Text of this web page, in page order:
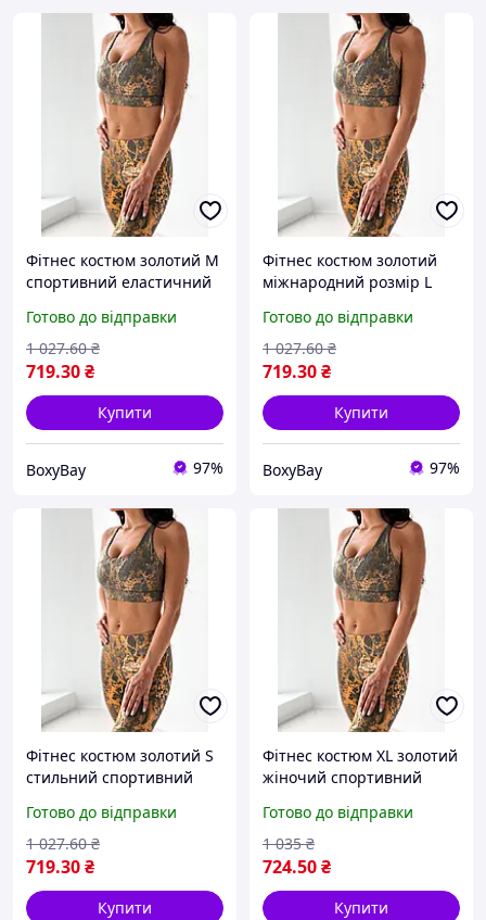
Фітнес костюм золотий М
спортивний еластичний
жіночий стильний одяг
для фітнесу
Готово до відправки
719.30₴
1 027.60 ₴
Купити
BoxyBay 97%
Фітнес костюм золотий
міжнародний розмір L
тренувань жіночий
комплект для спорту з
принтом
Готово до відправки
719.30₴
1 027.60 ₴
Купити
BoxyBay 97%
Фітнес костюм золотий S
стильний спортивний
жіночий еластичний
костюм з нейлону
Готово до відправки
719.30₴
1 027.60 ₴
Купити
Фітнес костюм XL золотий
жіночий спортивний
спортом лосини та топ
еластичний одяг
Готово до відправки
724.50₴
1 035 ₴
Купити